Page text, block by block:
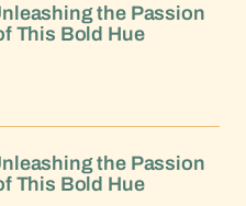
the Passion
This Bold Hue
the Passion
This Bold Hue